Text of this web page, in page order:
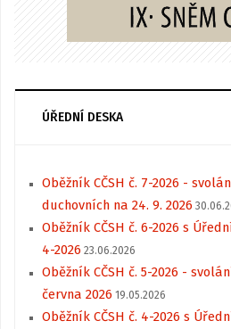
ÚŘEDNÍ DESKA
Oběžník CČSH č. 7-2026 -
duchovních na 24. 9. 2026
Oběžník CČSH č. 6-2026 s
4-2026 23.06.2026
Oběžník CČSH č. 5-2026 -
června 2026 19.05.2026
Oběžník CČSH č. 4-2026 s